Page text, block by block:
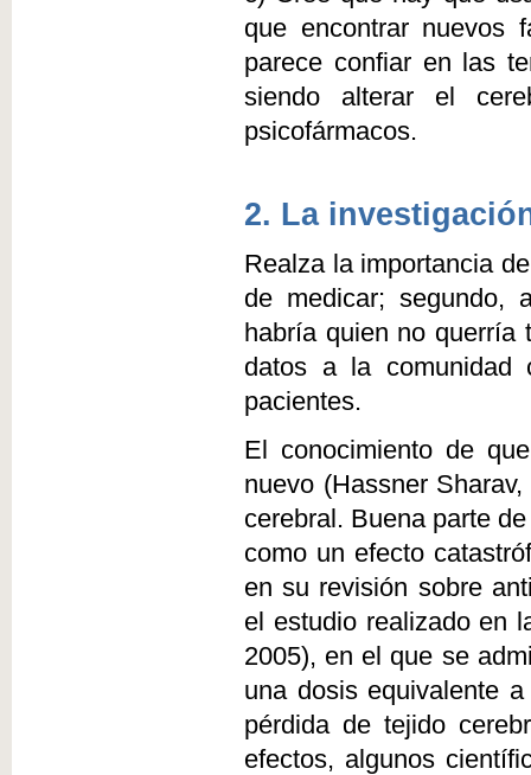
que encontrar nuevos
parece confiar en las
siendo alterar el
psicofármacos.
2. La
Realza la importancia
de medicar; segundo,
habría quien no querría
datos a la
pacientes.
El conocimiento de
nuevo (Hassner
cerebral. Buena parte
como un efecto
en su revisión sobre
el estudio realizado en
2005), en el que se
una dosis equivalente
pérdida de tejido
efectos, algunos